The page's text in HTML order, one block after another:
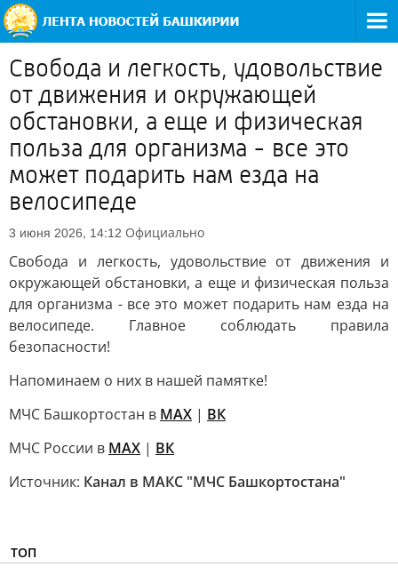
Свобода и легкость, удовольствие
от движения и окружающей
обстановки, а еще и физическая
польза для организма - все это
может подарить нам езда на
велосипеде
3 июня 2026, 14:12 Официально
Свобода и легкость, удовольствие от движения и
окружающей обстановки, а еще и физическая польза
для организма - все это может подарить нам езда на
велосипеде. Главное соблюдать правила
безопасности!
Напоминаем о них в нашей памятке!
МЧС Башкортостан в МАХ | ВК
МЧС России в MAX | ВК
Источник: Канал в МАКС "МЧС Башкортостана"
ТОП